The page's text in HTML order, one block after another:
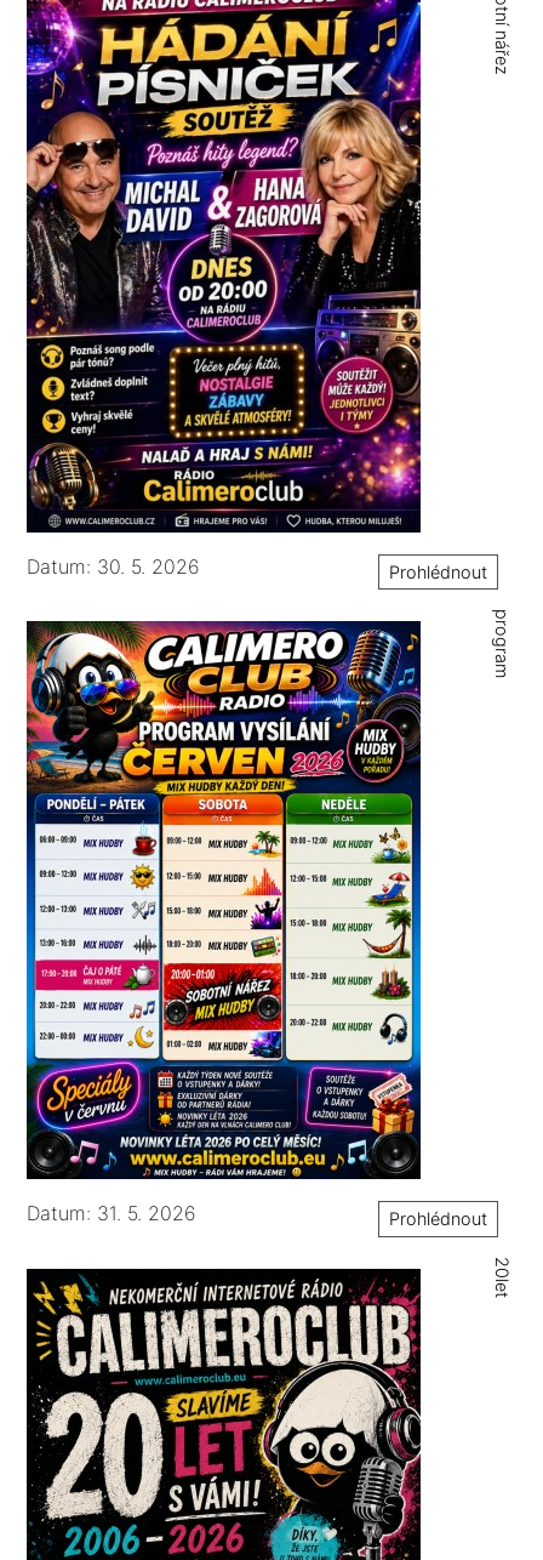
Datum: 30. 5. 2026 Prohlédnout
program
Datum: 31. 5. 2026 Prohlédnout
20let